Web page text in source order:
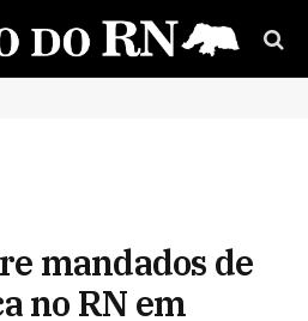
mandados de
no RN em